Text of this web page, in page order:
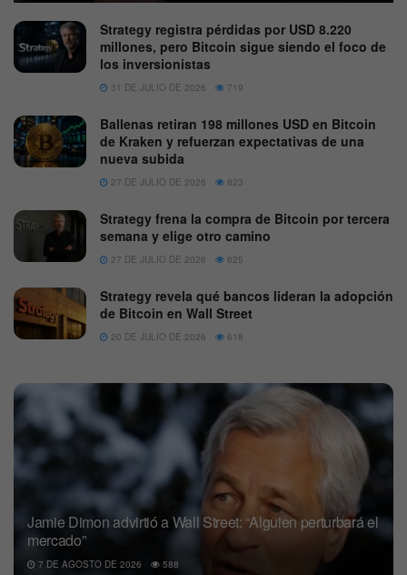
Strategy registra pérdidas por USD 8.220
millones, pero Bitcoin sigue siendo el foco de
los inversionistas
31 DE JULIO DE 2026 719
Ballenas retiran 198 millones USD en Bitcoin
de Kraken y refuerzan expectativas de una
nueva subida
27 DE JULIO DE 2026 823
Strategy frena la compra de Bitcoin por tercera
semana y elige otro camino
27 DE JULIO DE 2026 625
Strategy revela qué bancos lideran la adopción
de Bitcoin en Wall Street
20 DE JULIO DE 2026 618
Jamie Dimon advirtió a Wall Street: “Alguien perturbará el
mercado”
7 DE AGOSTO DE 2026 588